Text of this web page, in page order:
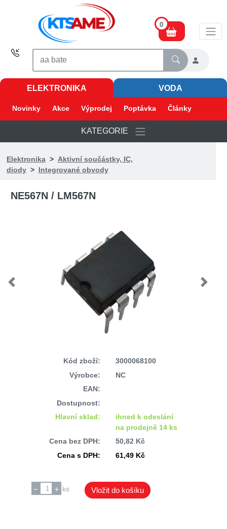
0
ELEKTRONIKA VODA
Novinky Akce Výprodej Poptávka Články
KATEGORIE
Elektronika> Aktivní součástky, IC,
diody> Integrované obvody
NE567N / LM567N
Previous Next
Kód zboží:
3000068100
Výrobce:
NC
EAN:
Dostupnost:
Hlavní sklad:
ihned k odeslání
na prodejně 14 ks
Cena bez DPH:
50,82 Kč
Cena s DPH:
61,49 Kč
ks Vložit do košíku